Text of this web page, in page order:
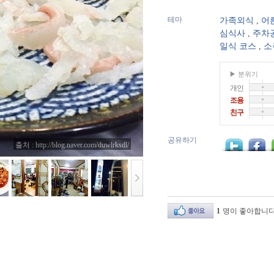
출처 : http://blog.naver.com/duwlrksdl/
테마 가족외식 , 어
심식사 , 주차
일식 코스 , 소
▶ 분위기
개인
조용
친구
공유하기
1 명이 좋아합니